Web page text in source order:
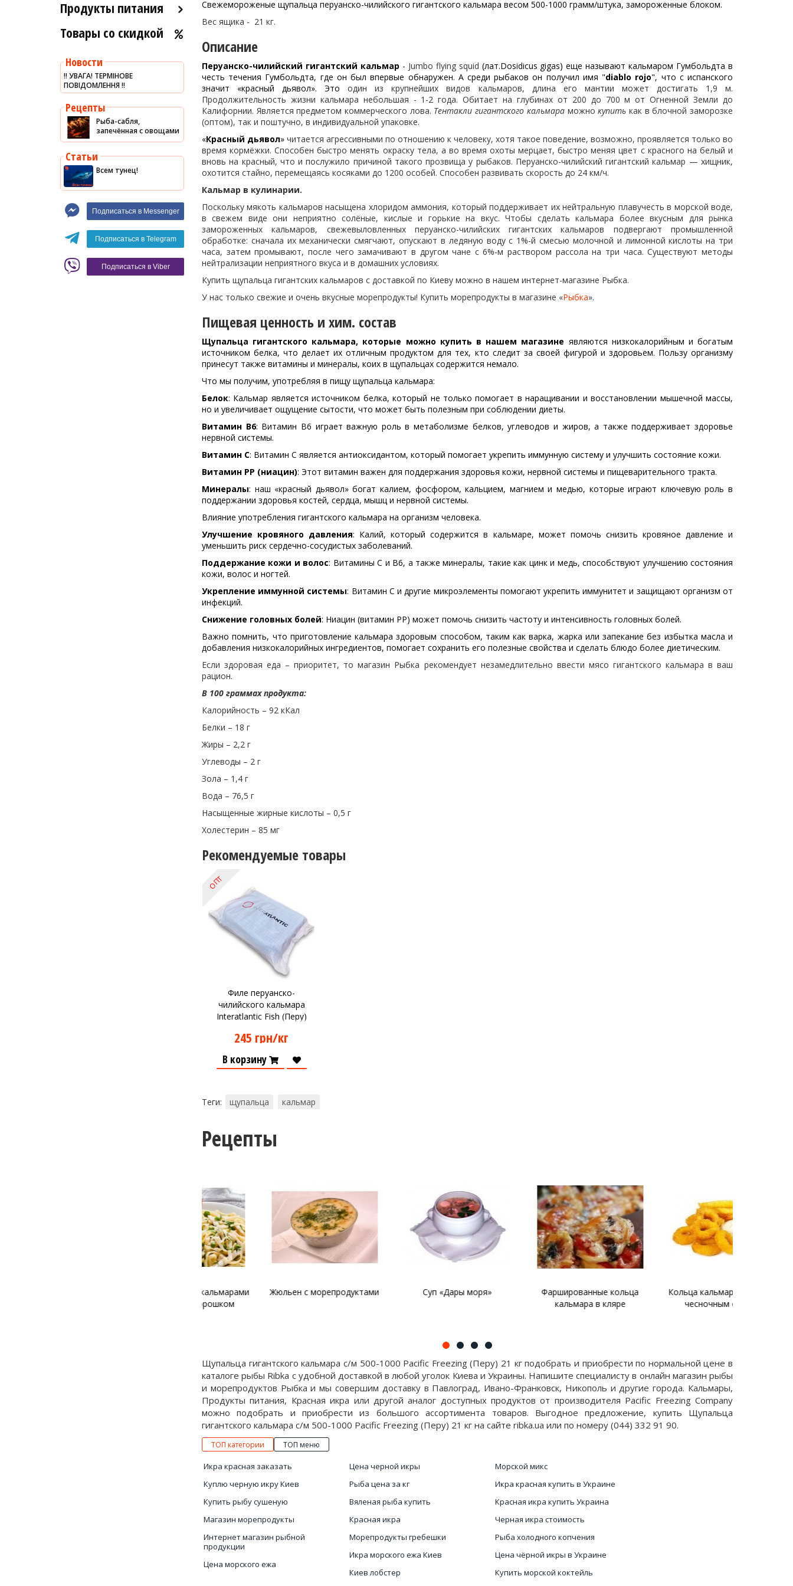
Продукты питания
Оливковое масло
Уксус
Сыры
Соусы
Сладости
Рис
Оливки
Мясные изделия
Вино
Белое вино
Красное вино
Кофе
Blaser
Товары со скидкой
Новости
‼️ УВАГА! ТЕРМІНОВЕ
ПОВІДОМЛЕННЯ ‼️
Рецепты
Рыба-сабля,
запечённая с овощами
Статьи
Всем тунец!
Подписаться в Messenger
Подписаться в Telegram
Подписаться в Viber
Свежемороженые щупальца перуанско-чилийского гигантского кальмара весом 500-1000 грамм/штука, замороженные блоком.
Вес ящика - 21 кг.
Описание
Перуанско-чилийский гигантский кальмар - Jumbo flying squid (лат.Dosidicus gigas) еще называют кальмаром Гумбольдта в
честь течения Гумбольдта, где он был впервые обнаружен. А среди рыбаков он получил имя "diablo rojo", что с испанского
значит «красный дьявол». Этоодин из крупнейших видов кальмаров, длина его мантии может достигать 1,9 м.
Продолжительность жизни кальмара небольшая - 1-2 года. Обитает на глубинах от 200 до 700 м от Огненной Земли до
Калифорнии. Является предметом коммерческого лова. Тентакли гигантского кальмараможнокупить как в блочной заморозке
(оптом), так и поштучно, в индивидуальной упаковке.
«Красный дьявол» читается агрессивными по отношению к человеку, хотя такое поведение, возможно, проявляется только во
время кормёжки. Способен быстро менять окраску тела, а во время охоты мерцает, быстро меняя цвет с красного на белый и
вновь на красный, что и послужило причиной такого прозвища у рыбаков. Перуанско-чилийский гигантский кальмар — хищник,
охотится стайно, перемещаясь косяками до 1200 особей. Способен развивать скорость до 24 км/ч.
Кальмар в кулинарии.
Поскольку мякоть кальмаров насыщена хлоридом аммония, который поддерживает их нейтральную плавучесть в морской воде,
в свежем виде они неприятно солёные, кислые и горькие на вкус. Чтобы сделать кальмара более вкусным для рынка
замороженных кальмаров, свежевыловленных перуанско-чилийских гигантских кальмаров подвергают промышленной
обработке: сначала их механически смягчают, опускают в ледяную воду с 1%-й смесью молочной и лимонной кислоты на три
часа, затем промывают, после чего замачивают в другом чане с 6%-м раствором рассола на три часа. Существуют методы
нейтрализации неприятного вкуса и в домашних условиях.
Купить щупальца гигантских кальмаров с доставкой по Киеву можно в нашем интернет-магазине Рыбка.
У нас только свежие и очень вкусные морепродукты! Купить морепродукты в магазине «Рыбка».
Пищевая ценность и хим. состав
Щупальца гигантского кальмара, которые можно купить в нашем магазине являются низкокалорийным и богатым
источником белка, что делает их отличным продуктом для тех, кто следит за своей фигурой и здоровьем. Пользу организму
принесут также витамины и минералы, коих в щупальцах содержится немало.
Что мы получим, употребляя в пищу щупальца кальмара:
Белок: Кальмар является источником белка, который не только помогает в наращивании и восстановлении мышечной массы,
но и увеличивает ощущение сытости, что может быть полезным при соблюдении диеты.
Витамин В6: Витамин B6 играет важную роль в метаболизме белков, углеводов и жиров, а также поддерживает здоровье
нервной системы.
Витамин С: Витамин C является антиоксидантом, который помогает укрепить иммунную систему и улучшить состояние кожи.
Витамин РР (ниацин): Этот витамин важен для поддержания здоровья кожи, нервной системы и пищеварительного тракта.
Минералы: наш «красный дьявол» богат калием, фосфором, кальцием, магнием и медью, которые играют ключевую роль в
поддержании здоровья костей, сердца, мышц и нервной системы.
Влияние употребления гигантского кальмара на организм человека.
Улучшение кровяного давления: Калий, который содержится в кальмаре, может помочь снизить кровяное давление и
уменьшить риск сердечно-сосудистых заболеваний.
Поддержание кожи и волос: Витамины С и В6, а также минералы, такие как цинк и медь, способствуют улучшению состояния
кожи, волос и ногтей.
Укрепление иммунной системы: Витамин С и другие микроэлементы помогают укрепить иммунитет и защищают организм от
инфекций.
Снижение головных болей: Ниацин (витамин РР) может помочь снизить частоту и интенсивность головных болей.
Важно помнить, что приготовление кальмара здоровым способом, таким как варка, жарка или запекание без избытка масла и
добавления низкокалорийных ингредиентов, помогает сохранить его полезные свойства и сделать блюдо более диетическим.
Если здоровая еда – приоритет, то магазин Рыбка рекомендует незамедлительно ввести мясо гигантского кальмара в ваш
рацион.
В 100 граммах продукта:
Калорийность – 92 кКал
Белки – 18 г
Жиры – 2,2 г
Углеводы – 2 г
Зола – 1,4 г
Вода – 76,5 г
Насыщенные жирные кислоты – 0,5 г
Холестерин – 85 мг
Рекомендуемые товары
ОПТ
Филе перуанско-
чилийского кальмара
Interatlantic Fish (Перу)
245 грн/кг
В корзину
Теги: щупальца кальмар
Рецепты
Жюльен с морепродуктами Суп «Дары моря»
Фаршированные кольца
кальмара в кляре
Кольца кальмара в кляре с
чесночным соусом
Щупальца гигантского кальмара с/м 500-1000 Pacific Freezing (Перу) 21 кг подобрать и приобрести по нормальной цене в
каталоге рыбы Ribka с удобной доставкой в любой уголок Киева и Украины. Напишите специалисту в онлайн магазин рыбы
и морепродуктов Рыбка и мы совершим доставку в Павлоград, Ивано-Франковск, Никополь и другие города. Кальмары,
Продукты питания, Красная икра или другой аналог доступных продуктов от производителя Pacific Freezing Company
можно подобрать и приобрести из большого ассортимента товаров. Выгодное предложение, купить Щупальца
гигантского кальмара с/м 500-1000 Pacific Freezing (Перу) 21 кг на сайте ribka.ua или по номеру (044) 332 91 90.
ТОП категории ТОП меню
Икра красная заказать
Куплю черную икру Киев
Купить рыбу сушеную
Магазин морепродукты
Интернет магазин рыбной
продукции
Цена морского ежа
Цена черной икры
Рыба цена за кг
Вяленая рыба купить
Красная икра
Морепродукты гребешки
Икра морского ежа Киев
Киев лобстер
Морской микс
Икра красная купить в Украине
Красная икра купить Украина
Черная икра стоимость
Рыба холодного копчения
Цена чёрной икры в Украине
Купить морской коктейль